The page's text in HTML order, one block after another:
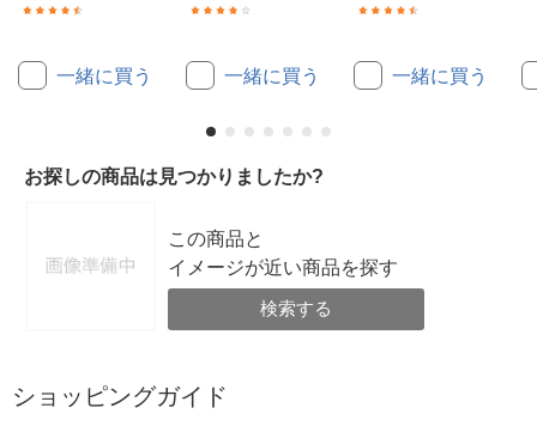
一緒に買う 一緒に買う 一緒に買う
お探しの商品は見つかりましたか?
この商品と
イメージが近い商品を探す
検索する
ショッピングガイド